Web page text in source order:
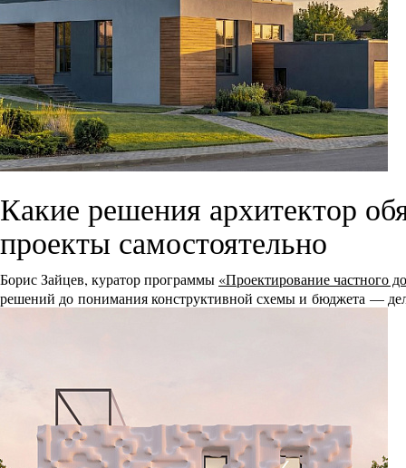
Какие решения архитектор
проекты самостоятельно
Борис Зайцев, куратор программы «Проектирование частного
решений до понимания конструктивной схемы и бюджета —